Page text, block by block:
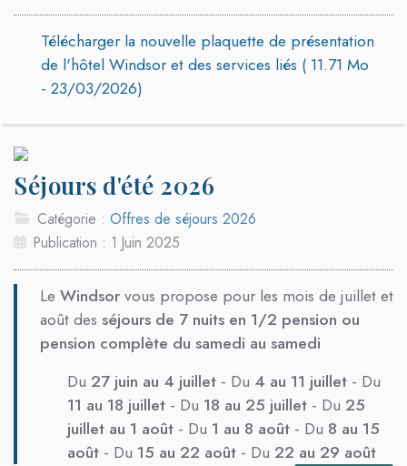
Télécharger la nouvelle plaquette de présentation
de l'hôtel Windsor et des services liés ( 11.71 Mo
- 23/03/2026)
Séjours d'été 2026
Catégorie :Offres de séjours 2026
Publication : 1 Juin 2025
Le Windsorvous propose pour les mois de juillet et
août des séjours de 7 nuits en 1/2 pension ou
pension complète du samedi au samedi
Du 27 juin au 4 juillet - Du 4 au 11 juillet - Du
11 au 18 juillet - Du 18 au 25 juillet - Du 25
juillet au 1 août - Du 1 au 8 août - Du 8 au 15
août - Du 15 au 22 août - Du 22 au 29 août